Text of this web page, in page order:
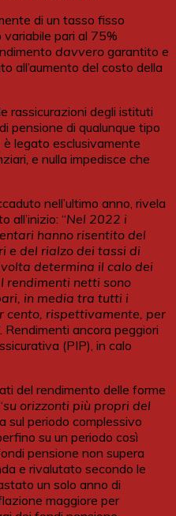
di un tasso fisso
variabile pari al 75%
davvero garantito e
all’aumento del costo della
rassicurazioni degli istituti
pensione di qualunque tipo
legato esclusivamente
e nulla impedisce che
nell’ultimo anno, rivela
all’inizio: “Nel 2022 i
hanno risentito del
e del rialzo dei tassi di
determina il calo dei
rendimenti netti sono
in media tra tutti i
cento, rispettivamente, per
Rendimenti ancora peggiori
(PIP), in calo
del rendimento delle forme
su orizzonti più propri del
sul periodo complessivo
su un periodo così
pensione non supera
e rivalutato secondo le
un solo anno di
maggiore per